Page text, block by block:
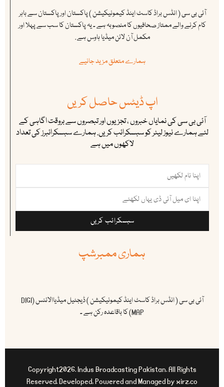
آئی بی سی ( انڈس براڈ کاسٹ اینڈ کیمونیکیشن ) پاکستان اور پاکستان سے باہر
کام کرنے والے ممتاز صحافیوں کا منصوبہ ہے ۔ یہ پاکستان کا سب سے پہلا اور
مکمل آن لائن میڈیا ہاوس ہے .
ہمارے متعلق مزید جانیے
اپ ڈیٹس حاصل کریں
آئی بی سی کی نمایاں خبروں ، تجزیوں اور تبصروں سے بروقت اگاہی کے
لئے ہمارے نیوز لیٹر کو سبسکرائب کریں. ہمارے سبسکرائبرز کی تعداد
لاکھوں میں ہے
سبسکرائب کریں
ہماری ممبرشپ
آئی بی سی ( انڈس براڈ کاسٹ اینڈ کیمونیکیشن ) ڈیجٹیل میڈیاالائنس (DIGI
MAP) کا باقاعدہ رکن ہے ۔
Copyright2026. Indus Broadcasting Pakistan. All Rights
Reserved. Developed, Powered and Managed by xirz.co